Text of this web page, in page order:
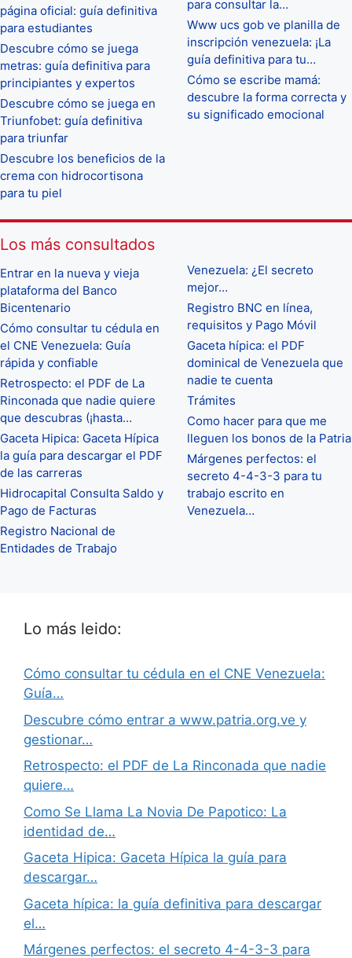
página oficial: guía definitiva
para estudiantes
Descubre cómo se juega
metras: guía definitiva para
principiantes y expertos
Descubre cómo se juega en
Triunfobet: guía definitiva
para triunfar
Descubre los beneficios de la
crema con hidrocortisona
para tu piel
para consultar la…
Www ucs gob ve planilla de
inscripción venezuela: ¡La
guía definitiva para tu…
Cómo se escribe mamá:
descubre la forma correcta y
su significado emocional
Los más consultados
Entrar en la nueva y vieja
plataforma del Banco
Bicentenario
Cómo consultar tu cédula en
el CNE Venezuela: Guía
rápida y confiable
Retrospecto: el PDF de La
Rinconada que nadie quiere
que descubras (¡hasta…
Gaceta Hipica: Gaceta Hípica
la guía para descargar el PDF
de las carreras
Hidrocapital Consulta Saldo y
Pago de Facturas
Registro Nacional de
Entidades de Trabajo
Venezuela: ¿El secreto
mejor…
Registro BNC en línea,
requisitos y Pago Móvil
Gaceta hípica: el PDF
dominical de Venezuela que
nadie te cuenta
Trámites
Como hacer para que me
lleguen los bonos de la Patria
Márgenes perfectos: el
secreto 4-4-3-3 para tu
trabajo escrito en
Venezuela…
Lo más leido:
Cómo consultar tu cédula en el CNE Venezuela:
Guía…
Descubre cómo entrar a www.patria.org.ve y
gestionar…
Retrospecto: el PDF de La Rinconada que nadie
quiere…
Como Se Llama La Novia De Papotico: La
identidad de…
Gaceta Hipica: Gaceta Hípica la guía para
descargar…
Gaceta hípica: la guía definitiva para descargar
el…
Márgenes perfectos: el secreto 4-4-3-3 para